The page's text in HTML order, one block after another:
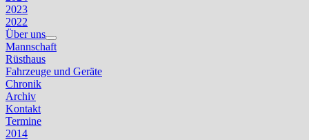
2023
2022
Über uns
Untermenü
anzeigen
Mannschaft
Rüsthaus
Fahrzeuge und Geräte
Chronik
Archiv
Kontakt
Termine
2014